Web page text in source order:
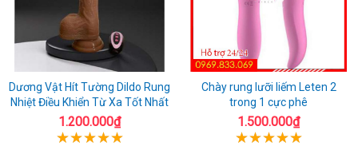
Dương Vật Hít Tường Dildo Rung
Nhiệt Điều Khiển Từ Xa Tốt Nhất
1.200.000₫
Chày rung lưỡi liếm Leten 2
trong 1 cực phê
1.500.000₫